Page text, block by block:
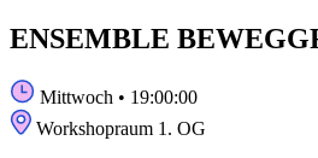
ENSEMBLE
Mittwoch • 19:00:00
Workshopraum 1. OG